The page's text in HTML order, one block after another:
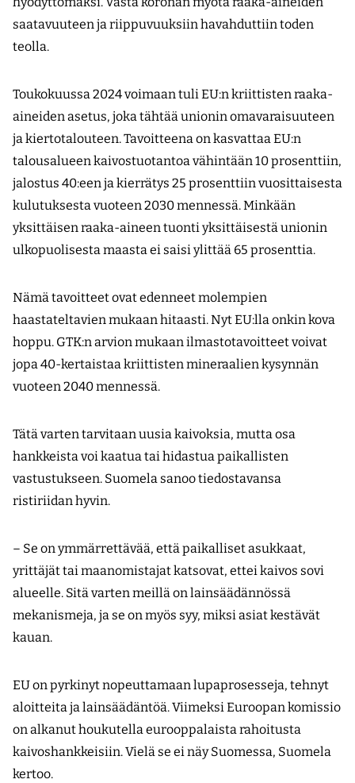
saatavuuteen ja riippuvuuksiin havahduttiin toden
teolla.
Toukokuussa 2024 voimaan tuli EU:n kriittisten raaka-
aineiden asetus, joka tähtää unionin omavaraisuuteen
ja kiertotalouteen. Tavoitteena on kasvattaa EU:n
talousalueen kaivostuotantoa vähintään 10 prosenttiin,
jalostus 40:een ja kierrätys 25 prosenttiin vuosittaisesta
kulutuksesta vuoteen 2030 mennessä. Minkään
yksittäisen raaka-­aineen tuonti yksittäisestä unionin
ulkopuolisesta maasta ei saisi ylittää 65 prosenttia.
Nämä tavoitteet ovat edenneet molempien
haastateltavien mukaan hitaasti. Nyt EU:lla onkin kova
hoppu. GTK:n arvion mukaan ilmastotavoitteet voivat
jopa 40-kertaistaa kriittisten mineraalien kysynnän
vuoteen 2040 mennessä.
Tätä varten tarvitaan uusia kaivoksia, mutta osa
hankkeista voi kaatua tai hidastua paikallisten
vastustukseen. Suomela sanoo tiedostavansa
ristiriidan hyvin.
– Se on ymmärrettävää, että paikalliset asukkaat,
yrittäjät tai maanomistajat katsovat, ettei kaivos sovi
alueelle. Sitä varten meillä on lainsäädännössä
mekanismeja, ja se on myös syy, miksi asiat kestävät
kauan.
EU on pyrkinyt nopeuttamaan lupaprosesseja, tehnyt
aloitteita ja lainsäädäntöä. Viimeksi Euroopan komissio
on alkanut houkutella eurooppalaista rahoitusta
kaivoshankkeisiin. Vielä se ei näy Suomessa, Suomela
kertoo.